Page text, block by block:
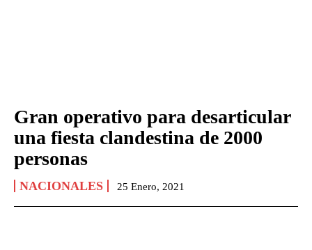
Gran operativo para desarticular
una fiesta clandestina de 2000
personas
NACIONALES 25 Enero, 2021